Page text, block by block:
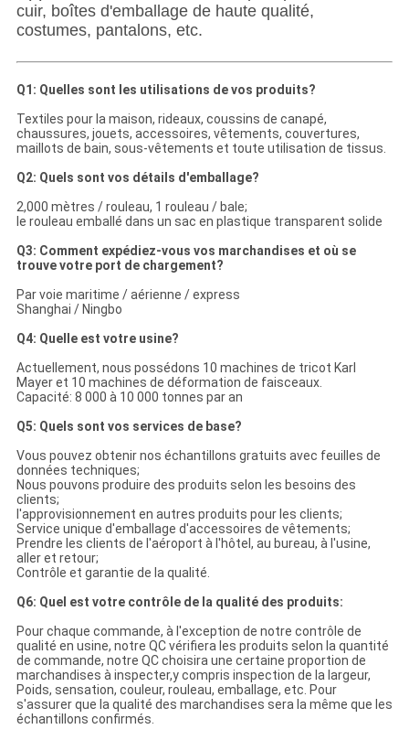
cuir, boîtes d'emballage de haute qualité,
costumes, pantalons, etc.
Q1: Quelles sont les utilisations de vos produits?
Textiles pour la maison, rideaux, coussins de canapé,
chaussures, jouets, accessoires, vêtements, couvertures,
maillots de bain, sous-vêtements et toute utilisation de tissus.
Q2: Quels sont vos détails d'emballage?
2,000 mètres / rouleau, 1 rouleau / bale;
le rouleau emballé dans un sac en plastique transparent solide
Q3: Comment expédiez-vous vos marchandises et où se
trouve votre port de chargement?
Par voie maritime / aérienne / express
Shanghai / Ningbo
Q4: Quelle est votre usine?
Actuellement, nous possédons 10 machines de tricot Karl
Mayer et 10 machines de déformation de faisceaux.
Capacité: 8 000 à 10 000 tonnes par an
Q5: Quels sont vos services de base?
Vous pouvez obtenir nos échantillons gratuits avec feuilles de
données techniques;
Nous pouvons produire des produits selon les besoins des
clients;
l'approvisionnement en autres produits pour les clients;
Service unique d'emballage d'accessoires de vêtements;
Prendre les clients de l'aéroport à l'hôtel, au bureau, à l'usine,
aller et retour;
Contrôle et garantie de la qualité.
Q6: Quel est votre contrôle de la qualité des produits:
Pour chaque commande, à l'exception de notre contrôle de
qualité en usine, notre QC vérifiera les produits selon la quantité
de commande, notre QC choisira une certaine proportion de
marchandises à inspecter,y compris inspection de la largeur,
Poids, sensation, couleur, rouleau, emballage, etc. Pour
s'assurer que la qualité des marchandises sera la même que les
échantillons confirmés.